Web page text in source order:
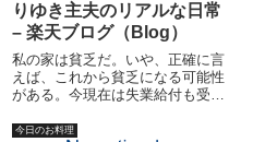
りゆき主夫のリアルな日常
– 楽天ブログ（Blog）
私の家は貧乏だ。いや、正確に言
えば、これから貧乏になる可能性
がある。今現在は失業給付も受け
る。これから先、私が就職しなか
今日のお料理